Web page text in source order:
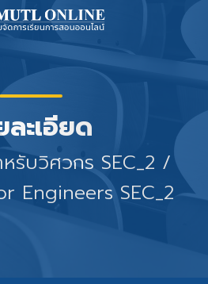
ละเอียด
รับวิศวกร SEC_2 /
Engineers SEC_2